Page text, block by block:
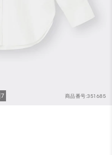
商品番号:351685
7